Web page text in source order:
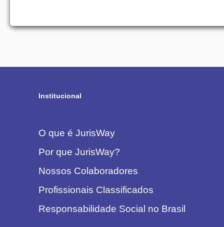
Institucional
O que é JurisWay
Por que JurisWay?
Nossos Colaboradores
Profissionais Classificados
Responsabilidade Social no Brasil